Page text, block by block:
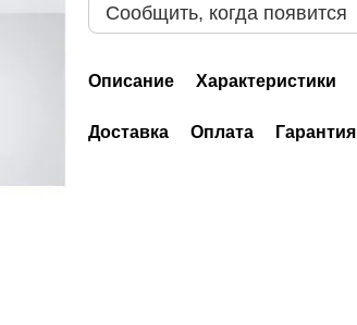
Сообщить, когда появится
Описание Характеристики
Доставка Оплата Гарантия